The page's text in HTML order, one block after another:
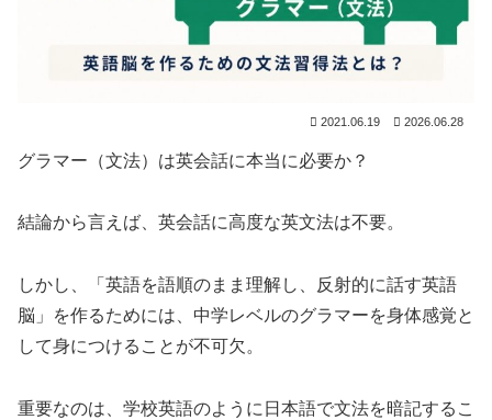
2021.06.19 2026.06.28
グラマー（文法）は英会話に本当に必要か？
結論から言えば、英会話に高度な英文法は不要。
しかし、「英語を語順のまま理解し、反射的に話す英語
脳」を作るためには、中学レベルのグラマーを身体感覚と
して身につけることが不可欠。
重要なのは、学校英語のように日本語で文法を暗記するこ